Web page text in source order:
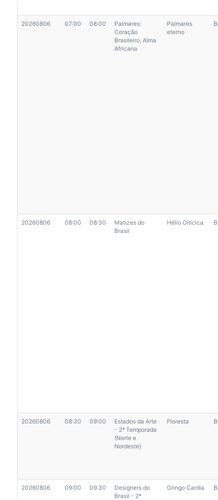
20260806 07:00 08:00
Palmares:
Coração
Brasileiro, Alma
Africana
Palmares
eterno
20260806 08:00 08:30
Matizes do
Brasil
Hélio Oiticica
20260806 08:30 09:00
Estados da Arte
- 2ª Temporada
(Norte e
Nordeste)
Floresta
20260806 09:00 09:30
Designers do
Brasil - 2ª
Gringo Cardia